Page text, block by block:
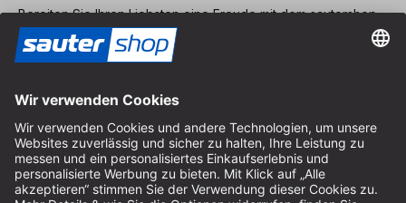
Bereiten Sie Ihren Liebsten eine Freude mit dem sautershop
Gutschein.
Gutschein bestellen
Katalog
Bestellen Sie gratis den sautershop Katalog und entdecken
Sie unser komplettes Sortiment.